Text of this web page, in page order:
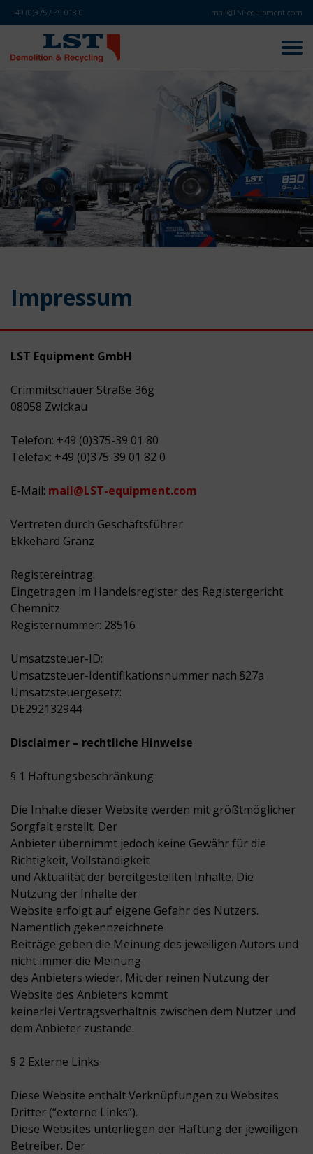
+49 (0)375 / 39 018 0 mail@LST-equipment.com
Impressum
LST Equipment GmbH
Crimmitschauer Straße 36g
08058 Zwickau
Telefon: +49 (0)375-39 01 80
Telefax: +49 (0)375-39 01 82 0
E-Mail: mail@LST-equipment.com
Vertreten durch Geschäftsführer
Ekkehard Gränz
Registereintrag:
Eingetragen im Handelsregister des Registergericht
Chemnitz
Registernummer: 28516
Umsatzsteuer-ID:
Umsatzsteuer-Identifikationsnummer nach §27a
Umsatzsteuergesetz:
DE292132944
Disclaimer – rechtliche Hinweise
§ 1 Haftungsbeschränkung
Die Inhalte dieser Website werden mit größtmöglicher
Sorgfalt erstellt. Der
Anbieter übernimmt jedoch keine Gewähr für die
Richtigkeit, Vollständigkeit
und Aktualität der bereitgestellten Inhalte. Die
Nutzung der Inhalte der
Website erfolgt auf eigene Gefahr des Nutzers.
Namentlich gekennzeichnete
Beiträge geben die Meinung des jeweiligen Autors und
nicht immer die Meinung
des Anbieters wieder. Mit der reinen Nutzung der
Website des Anbieters kommt
keinerlei Vertragsverhältnis zwischen dem Nutzer und
dem Anbieter zustande.
§ 2 Externe Links
Diese Website enthält Verknüpfungen zu Websites
Dritter (“externe Links”).
Diese Websites unterliegen der Haftung der jeweiligen
Betreiber. Der